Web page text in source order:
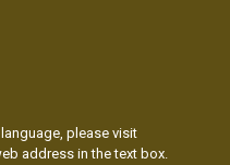
please visit
address in the text box.